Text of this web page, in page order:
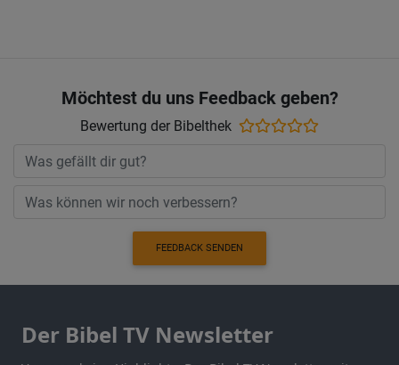
Möchtest du uns Feedback geben?
Bewertung der Bibelthek
FEEDBACK SENDEN
Der Bibel TV Newsletter